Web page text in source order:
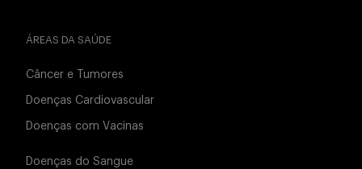
ÁREAS DA SAÚDE
Câncer e Tumores
Doenças Cardiovascular
Doenças com Vacinas
Doenças do Sangue